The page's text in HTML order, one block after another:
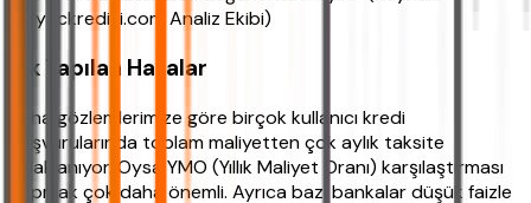
ihtiyackredisi.com Analiz Ekibi)
Sık Yapılan Hatalar
Saha gözlemlerimize göre birçok kullanıcı kredi
başvurularında toplam maliyetten çok aylık taksite
odaklanıyor. Oysa YMO (Yıllık Maliyet Oranı) karşılaştırması
yapmak çok daha önemli. Ayrıca bazı bankalar düşük faizle